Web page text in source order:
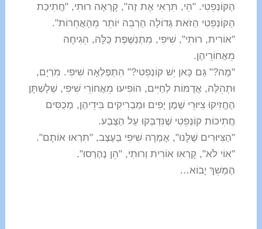
הַקּוֹנְפֵטִי. "הֵי, תִּרְאִי אֶת זֶה", קָרְאָה רוּתִי, "חֲתִיכַת
הַקּוֹנְפֵטִי הַזֹּאת גְּדוֹלָה הַרְבֵּה יוֹתֵר מֵהָאֲחֵרוֹת".
"אוֹרִית, רוּתִי", שִׁיּפִי, מִתְנַשֶּׁפֶת כֻּלָּהּ, הֵגִיחָה
מֵאֲחוֹרֵיהֶן.
"מָה?" גַּם כָּאן יֵשׁ קוֹנְפֵטִי?" הִתְפַּלְּאָה שִׁיּפִי. מִרְיָם,
וּתְהִלָּה, אֲדֻמּוֹת לְחַיִּים, הוֹפִיעוּ מֵאֲחוֹרֵי שִׁיּפִי, שְׁלָשְׁתָּן
הֶחֱזִיקוּ צִיּוּרֵי שֶׁמֶן יָפִים וּמַבְרִיקִים בִּידֵיהֶן, מְכֻסִּים
חֲתִיכוֹת קוֹנְפֵטִי שֶׁנִּדְבְּקוּ עַל הַצֶּבַע.
"הַצִּיּוּרִים שֶׁלָּנוּ", אָמְרָה שִׁיּפִי בְּעֶצֶב, "תִּרְאוּ אוֹתָם".
"אוֹי לֹא", קָרְאוּ אוֹרִית וְרוּתִי, "הֵן נֶהֶרְסוּ".
הֶמְשֵׁךְ יָבוֹא…